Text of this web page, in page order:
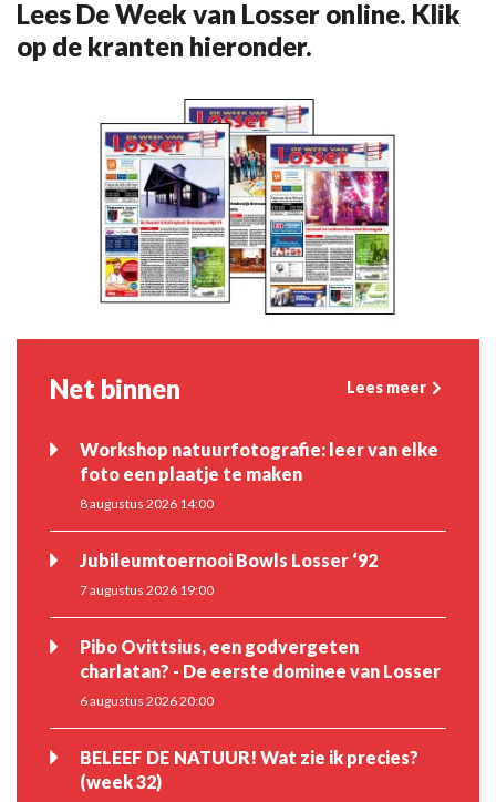
Lees De Week van Losser online. Klik
op de kranten hieronder.
Net binnen Lees meer
Workshop natuurfotografie: leer van elke
foto een plaatje te maken
8 augustus 2026 14:00
Jubileumtoernooi Bowls Losser ‘92
7 augustus 2026 19:00
Pibo Ovittsius, een godvergeten
charlatan? - De eerste dominee van Losser
6 augustus 2026 20:00
BELEEF DE NATUUR! Wat zie ik precies?
(week 32)